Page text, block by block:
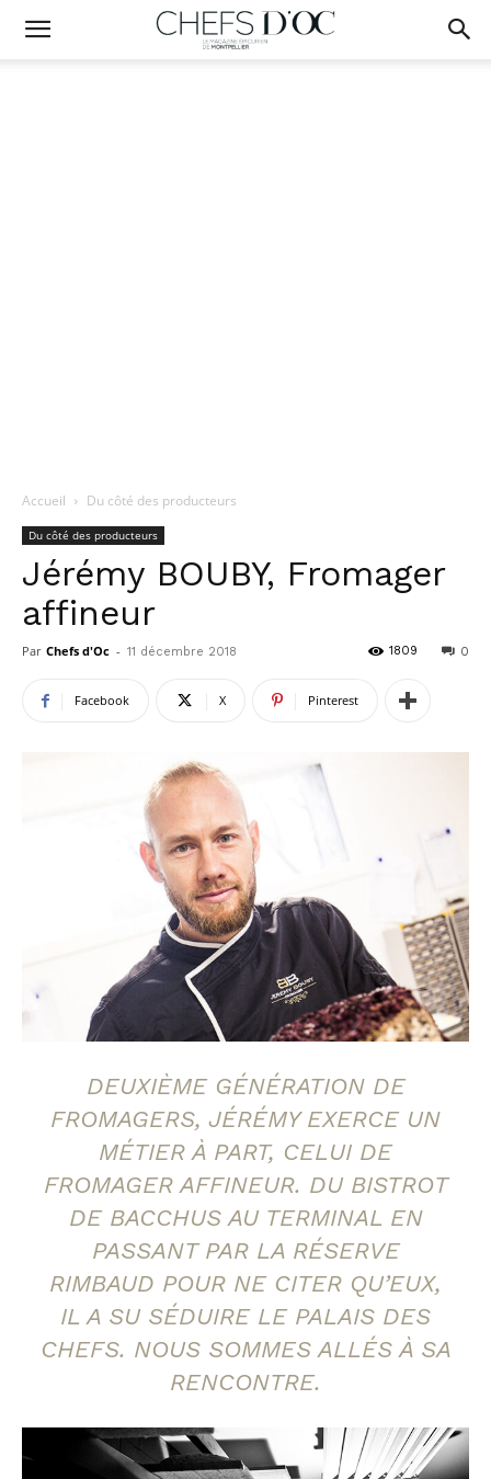
Accueil Du côté des producteurs
Du côté des producteurs
Jérémy BOUBY, Fromager
affineur
Par Chefs d'Oc - 11 décembre 2018 0
1809
Facebook X Pinterest
DEUXIÈME GÉNÉRATION DE
FROMAGERS, JÉRÉMY EXERCE UN
MÉTIER À PART, CELUI DE
FROMAGER AFFINEUR. DU BISTROT
DE BACCHUS AU TERMINAL EN
PASSANT PAR LA RÉSERVE
RIMBAUD POUR NE CITER QU’EUX,
IL A SU SÉDUIRE LE PALAIS DES
CHEFS. NOUS SOMMES ALLÉS À SA
RENCONTRE.